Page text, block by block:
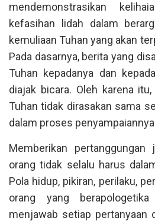
mendemonstrasikan
kefasihan lidah dalam
kemuliaan Tuhan yang akan
Pada dasarnya, berita yang
Tuhan kepadanya dan
diajak bicara. Oleh karena
Tuhan tidak dirasakan sama
dalam proses
Memberikan pertanggungan
orang tidak selalu harus
Pola hidup, pikiran, perilaku,
orang yang
menjawab setiap pertanyaan